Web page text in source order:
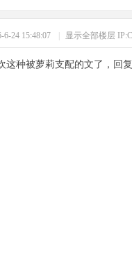
6-24 15:48:07 显示全部楼层
这种被萝莉支配的文了，回